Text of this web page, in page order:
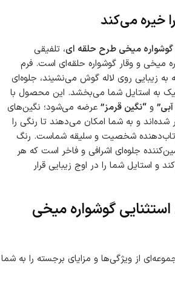
خیره می‌کند
گوشواره میخی طرح حلقه ای، تلفیقی
میخی و وقار گوشواره حلقه‌ای است. فرم
زیبایی روی لاله گوش می‌نشیند، جلوه‌ای
به استایل شما می‌بخشد. این محصول با
و “نگین قرمز” عرضه می‌شود؛ نگین‌های
شده‌اند و به شما امکان می‌دهند تا رنگی را
شخصیت و سلیقه شماست. رنگ
جلوه‌ای اشرافی و فاخر است که هر
و استایل شما را در اوج زیبایی قرار
استثنایی گوشواره میخی
از ویژگی‌ها و مزایای برجسته را به شما